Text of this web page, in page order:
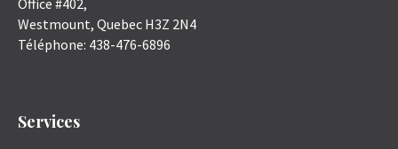
Office #402,
Westmount, Quebec H3Z 2N4
Téléphone: 438-476-6896
Services